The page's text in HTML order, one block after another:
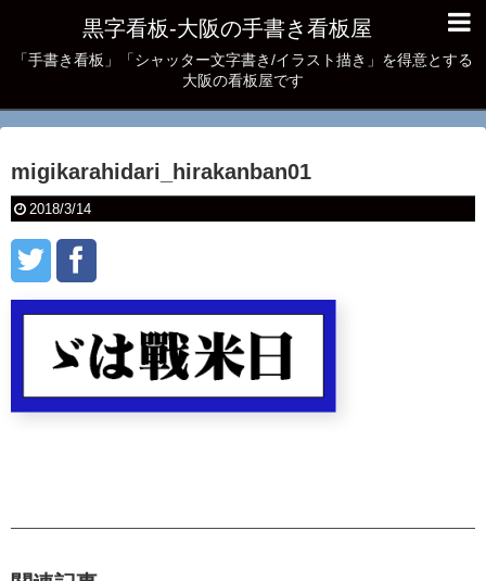
黒字看板‐大阪の手書き看板屋
「手書き看板」「シャッター文字書き/イラスト描き」を得意とする
大阪の看板屋です
migikarahidari_hirakanban01
2018/3/14